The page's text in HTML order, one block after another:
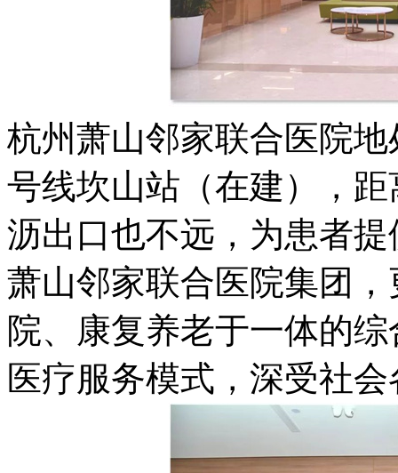
杭州萧山邻家联合医院地
号线坎山站（在建），
沥出口也不远，为患者
萧山邻家联合医院集团
院、康复养老于一体的
医疗服务模式，深受社